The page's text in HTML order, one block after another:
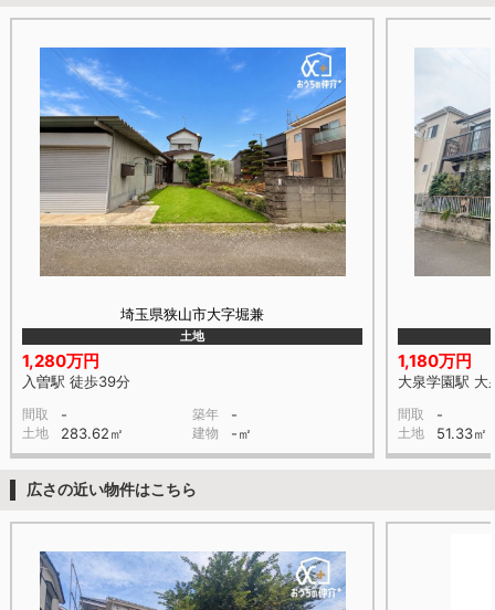
埼玉県狭山市大字堀兼
土地
1,280万円
入曽駅 徒歩39分
間取 - 築年 -
土地 283.62㎡ 建物 -㎡
1,180万円
大泉学園駅 大
間取 -
土地 51.33㎡
広さの近い物件はこちら